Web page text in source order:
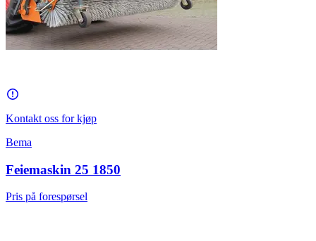
Kontakt oss for kjøp
Bema
Feiemaskin 25 1850
Pris på forespørsel